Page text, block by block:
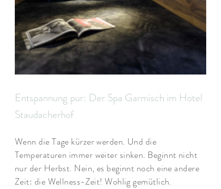
Entspannung pur: Der Spa Garmisch im Hotel
Staudacherhof
Wenn die Tage kürzer werden. Und die
Temperaturen immer weiter sinken. Beginnt nicht
nur der Herbst. Nein, es beginnt noch eine andere
Zeit: die Wellness-Zeit! Wohlig gemütlich.